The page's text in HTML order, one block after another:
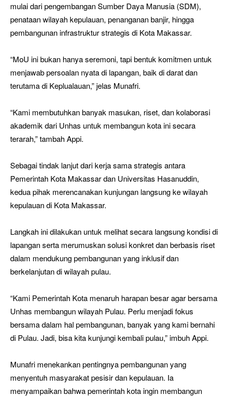
mulai dari pengembangan Sumber Daya Manusia (SDM),
penataan wilayah kepulauan, penanganan banjir, hingga
pembangunan infrastruktur strategis di Kota Makassar.
“MoU ini bukan hanya seremoni, tapi bentuk komitmen untuk
menjawab persoalan nyata di lapangan, baik di darat dan
terutama di Keplualauan,” jelas Munafri.
“Kami membutuhkan banyak masukan, riset, dan kolaborasi
akademik dari Unhas untuk membangun kota ini secara
terarah,” tambah Appi.
Sebagai tindak lanjut dari kerja sama strategis antara
Pemerintah Kota Makassar dan Universitas Hasanuddin,
kedua pihak merencanakan kunjungan langsung ke wilayah
kepulauan di Kota Makassar.
Langkah ini dilakukan untuk melihat secara langsung kondisi di
lapangan serta merumuskan solusi konkret dan berbasis riset
dalam mendukung pembangunan yang inklusif dan
berkelanjutan di wilayah pulau.
“Kami Pemerintah Kota menaruh harapan besar agar bersama
Unhas membangun wilayah Pulau. Perlu menjadi fokus
bersama dalam hal pembangunan, banyak yang kami bernahi
di Pulau. Jadi, bisa kita kunjungi kembali pulau,” imbuh Appi.
Munafri menekankan pentingnya pembangunan yang
menyentuh masyarakat pesisir dan kepulauan. Ia
menyampaikan bahwa pemerintah kota ingin membangun